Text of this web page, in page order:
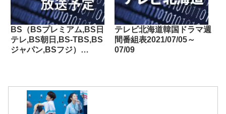
BS（BSプレミアム,BS日
テレ,BS朝日,BS-TBS,BS
ジャパン,BSフジ）
テレビ北海道韓国ドラマ週
間番組表2021/07/05～
07/09